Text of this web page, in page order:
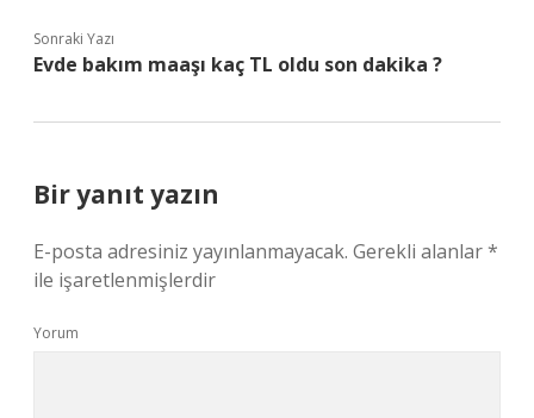
Sonraki Yazı
Evde bakım maaşı kaç TL oldu son dakika ?
Bir yanıt yazın
E-posta adresiniz yayınlanmayacak. Gerekli alanlar*
ile işaretlenmişlerdir
Yorum